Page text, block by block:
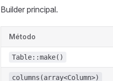
Builder principal.
Método
Table::make()
columns(array<Column>)